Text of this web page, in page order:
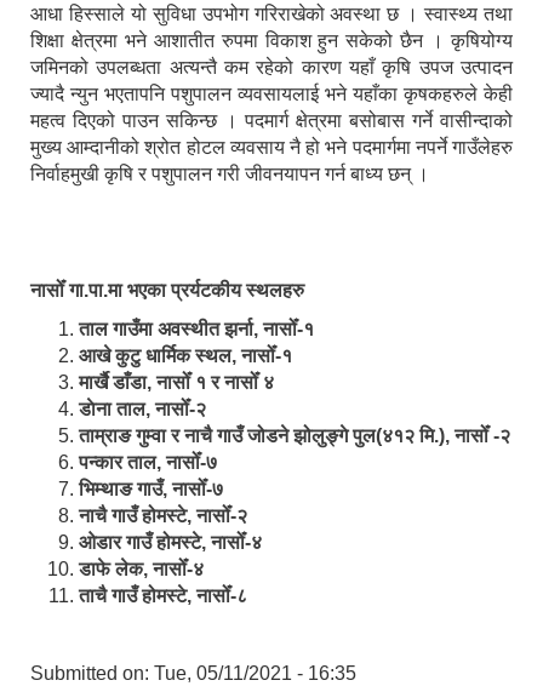
आधा हिस्साले यो सुविधा उपभोग गरिराखेको अवस्था छ । स्वास्थ्य तथा
शिक्षा क्षेत्रमा भने आशातीत रुपमा विकाश हुन सकेको छैन । कृषियोग्य
जमिनको उपलब्धता अत्यन्तै कम रहेको कारण यहाँ कृषि उपज उत्पादन
ज्यादै न्युन भएतापनि पशुपालन व्यवसायलाई भने यहाँका कृषकहरुले केही
महत्व दिएको पाउन सकिन्छ । पदमार्ग क्षेत्रमा बसोबास गर्ने वासीन्दाको
मुख्य आम्दानीको श्रोत होटल व्यवसाय नै हो भने पदमार्गमा नपर्ने गाउँलेहरु
निर्वाहमुखी कृषि र पशुपालन गरी जीवनयापन गर्न बाध्य छन् ।
नासोँ गा.पा.मा भएका प्रर्यटकीय स्थलहरु
ताल गाउँमा अवस्थीत झर्ना, नासोँ-१
आखे कुटु धार्मिक स्थल, नासोँ-१
मार्खै डाँडा, नासोँ १ र नासोँ ४
डाेना ताल, नासोँ-२
ताम्राङ गुम्वा र नाचै गाउँ जोडने झोलुङ्गे पुल(४१२ मि.), नासोँ -२
पन्कार ताल, नासोँ-७
भिम्थाङ गाउँ, नासोँ-७
नाचै गाउँ होमस्टे, नासोँ-२
ओ‍‍‌डार गाउँ होमस्टे, नासोँ-४
डाफे लेक, नासोँ-४
ताचै गाउँ होमस्टे, नासोँ-८
Submitted on: Tue, 05/11/2021 - 16:35